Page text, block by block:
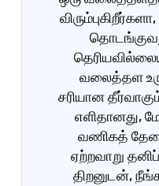
வலைத்தள
சரியான
எளிதானது,
வணிகத்
ஏற்றவாறு
திறனுடன்,